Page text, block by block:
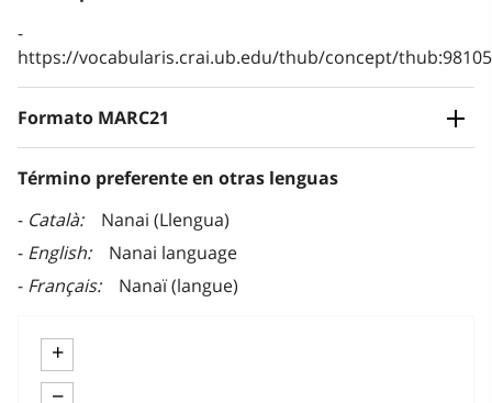
https://vocabularis.crai.ub.edu/thub/concept/
Formato MARC21
Término preferente en otras lenguas
Català
Nanai (Llengua)
English
Nanai language
Français
Nanaï (langue)
+
−